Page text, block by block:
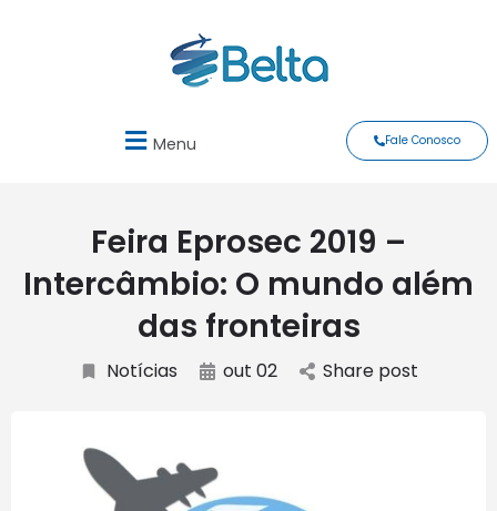
Menu Fale Conosco
Feira Eprosec 2019 –
Intercâmbio: O mundo além
das fronteiras
Notícias out 02 Share post